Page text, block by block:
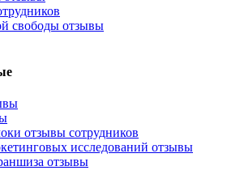
свободы отзывы
отзывы сотрудников
исследований отзывы
отзывы